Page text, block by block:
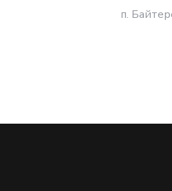
п.